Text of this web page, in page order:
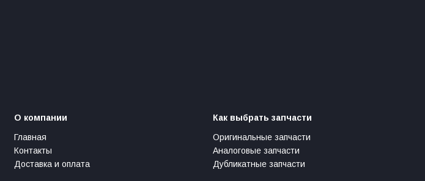
О компании
Главная
Контакты
Доставка и оплата
Как выбрать запчасти
Оригинальные запчасти
Аналоговые запчасти
Дубликатные запчасти